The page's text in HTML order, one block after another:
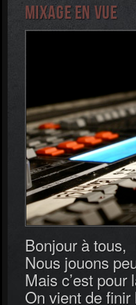
Mixage en vue
Bonjour à tous,
Nous jouons
Mais c’est pour
On vient de